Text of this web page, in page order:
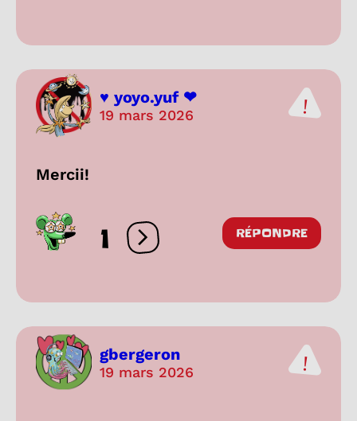
♥ yoyo.yuf ❤
19 mars 2026
Mercii!
1 Ouvrir les réactions
RÉPONDRE
gbergeron
19 mars 2026